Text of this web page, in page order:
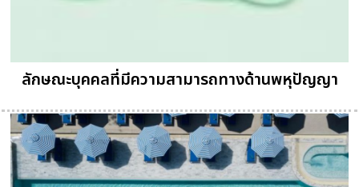
ลักษณะบุคคลที่มีความสามารถทางด้านพหุปัญญา